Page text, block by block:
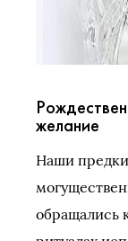
желание
Наши
обращались